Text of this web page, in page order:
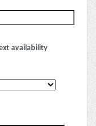
availability